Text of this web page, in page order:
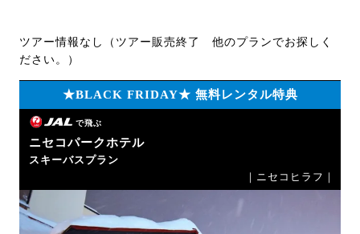
ツアー情報なし（ツアー販売終了 他のプランでお探しく
ださい。）
★BLACK FRIDAY★ 無料レンタル特典
で飛ぶ
ニセコパークホテル
スキーバスプラン
｜ニセコヒラフ｜